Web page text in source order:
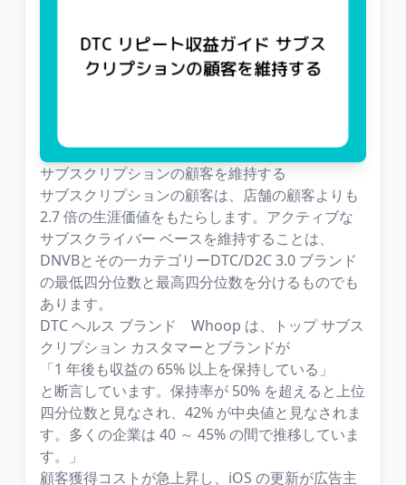
サブスクリプションの顧客を維持する
サブスクリプションの顧客は、店舗の顧客よりも
2.7 倍の生涯価値をもたらします。アクティブな
サブスクライバー ベースを維持することは、
DNVBとその一カテゴリーDTC/D2C 3.0 ブランド
の最低四分位数と最高四分位数を分けるものでも
あります。
DTC ヘルス ブランド Whoop は、トップ サブス
クリプション カスタマーとブランドが
「1 年後も収益の 65% 以上を保持している」
と断言しています。保持率が 50% を超えると上位
四分位数と見なされ、42% が中央値と見なされま
す。多くの企業は 40 ～ 45% の間で推移していま
す。」
顧客獲得コストが急上昇し、iOS の更新が広告主